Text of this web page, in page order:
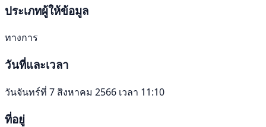
ประเภทผู้ให้ข้อมูล
ทางการ
วันที่และเวลา
วันจันทร์ที่ 7 สิงหาคม 2566 เวลา 11:10
ที่อยู่